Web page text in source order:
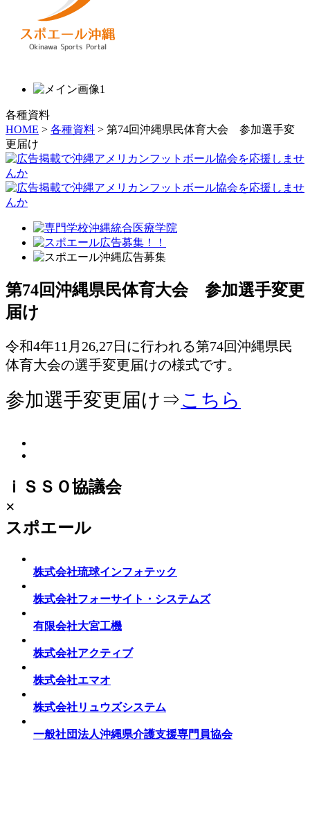
各種資料
HOME > 各種資料 > 第74回沖縄県民体育大会 参加選手変
更届け
第74回沖縄県民体育大会 参加選手変更
届け
令和4年11月26,27日に行われる第74回沖縄県民
体育大会の選手変更届けの様式です。
参加選手変更届け⇒こちら
ｉＳＳＯ協議会
×
スポエール
株式会社琉球インフォテック
株式会社フォーサイト・システムズ
有限会社大宮工機
株式会社アクティブ
株式会社エマオ
株式会社リュウズシステム
一般社団法人沖縄県介護支援専門員協会